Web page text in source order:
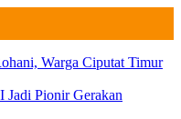
Warga Ciputat Timur
Pionir Gerakan